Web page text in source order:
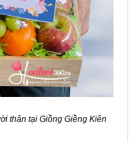
thân tại Giồng Giềng Kiên